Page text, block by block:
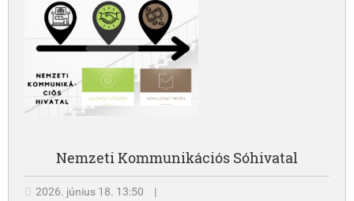
Nemzeti Kommunikációs Sóhivatal
2026. június 18. 13:50
|